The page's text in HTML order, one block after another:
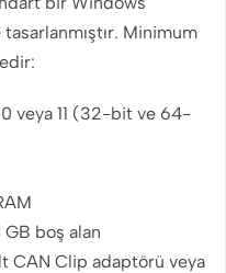
Minimum
veya 11 (32-bit ve 64-
boş alan
CAN Clip adaptörü veya